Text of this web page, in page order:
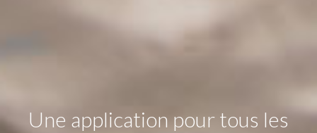
Une application pour tous les